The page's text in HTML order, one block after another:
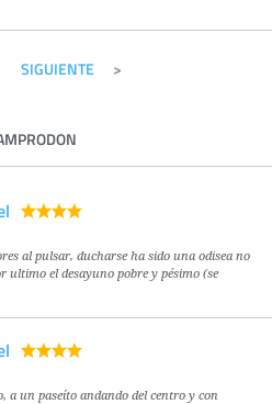
SIGUIENTE
al pulsar, ducharse ha sido una odisea no
ultimo el desayuno pobre y pésimo (se
a un paseíto andando del centro y con